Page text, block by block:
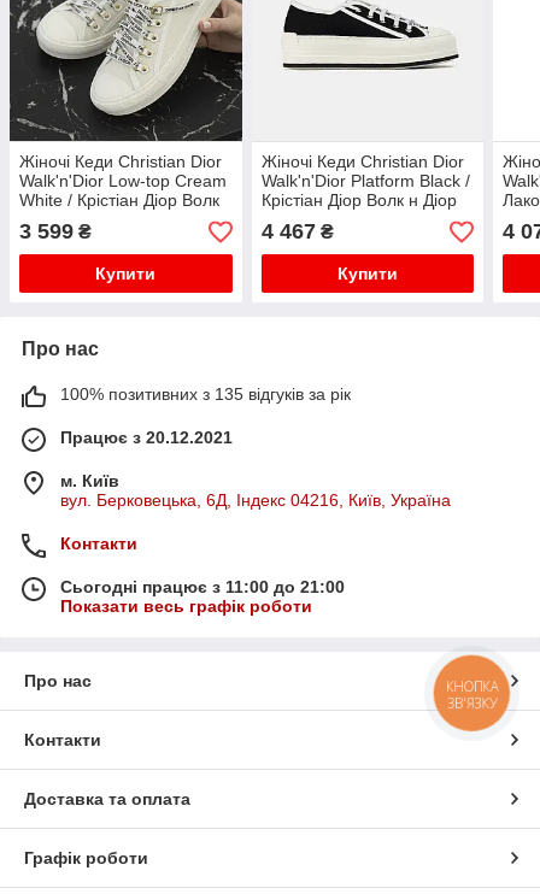
Жіночі Кеди Christian Dior
Walk'n'Dior Low-top Cream
White / Крістіан Діор Волк
н Діор Низькі Кремові
3 599 ₴
Купити
Жіночі Кеди Christian Dior
Walk'n'Dior Platform Black /
Крістіан Діор Волк н Діор
Платформ Чорні з Білим
4 467₴
Купити
4
Про нас
100% позитивних з 135 відгуків за рік
Працює з 20.12.2021
м. Київ
вул. Берковецька, 6Д, Індекс 04216, Київ, Україна
Контакти
Сьогодні працює з 11:00 до 21:00
Показати весь графік роботи
Про нас
Контакти
Доставка та оплата
Графік роботи
КНОПКА
ЗВ'ЯЗКУ